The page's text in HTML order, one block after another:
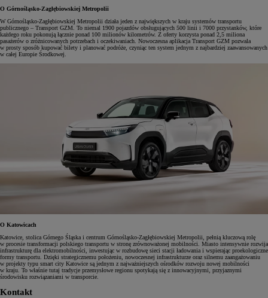
O Górnośląsko-Zagłębiowskiej Metropolii
W Górnośląsko-Zagłębiowskiej Metropolii działa jeden z największych w kraju systemów transportu
publicznego – Transport GZM. To niemal 1900 pojazdów obsługujących 500 linii i 7000 przystanków, które
każdego roku pokonują łącznie ponad 100 milionów kilometrów. Z oferty korzysta ponad 2,5 miliona
pasażerów o zróżnicowanych potrzebach i oczekiwaniach. Nowoczesna aplikacja Transport GZM pozwala
w prosty sposób kupować bilety i planować podróże, czyniąc ten system jednym z najbardziej zaawansowanych
w całej Europie Środkowej.
O Katowicach
Katowice, stolica Górnego Śląska i centrum Górnośląsko-Zagłębiowskiej Metropolii, pełnią kluczową rolę
w procesie transformacji polskiego transportu w stronę zrównoważonej mobilności. Miasto intensywnie rozwija
infrastrukturę dla elektromobilności, inwestując w rozbudowę sieci stacji ładowania i wspierając proekologiczne
formy transportu. Dzięki strategicznemu położeniu, nowoczesnej infrastrukturze oraz silnemu zaangażowaniu
w projekty typu smart city Katowice są jednym z najważniejszych ośrodków rozwoju nowej mobilności
w kraju. To właśnie tutaj tradycje przemysłowe regionu spotykają się z innowacyjnymi, przyjaznymi
środowisku rozwiązaniami w transporcie.
Kontakt